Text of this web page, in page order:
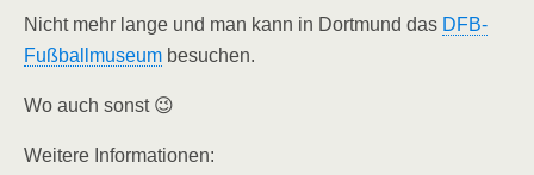
Nicht mehr lange und man kann in Dortmund das DFB-
Fußballmuseum besuchen.
Wo auch sonst 😉
Weitere Informationen: